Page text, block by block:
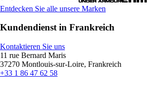
Entdecken Sie alle unsere Marken
Kundendienst in Frankreich
Kontaktieren Sie uns
11 rue Bernard Maris
37270 Montlouis-sur-Loire, Frankreich
+33 1 86 47 62 58